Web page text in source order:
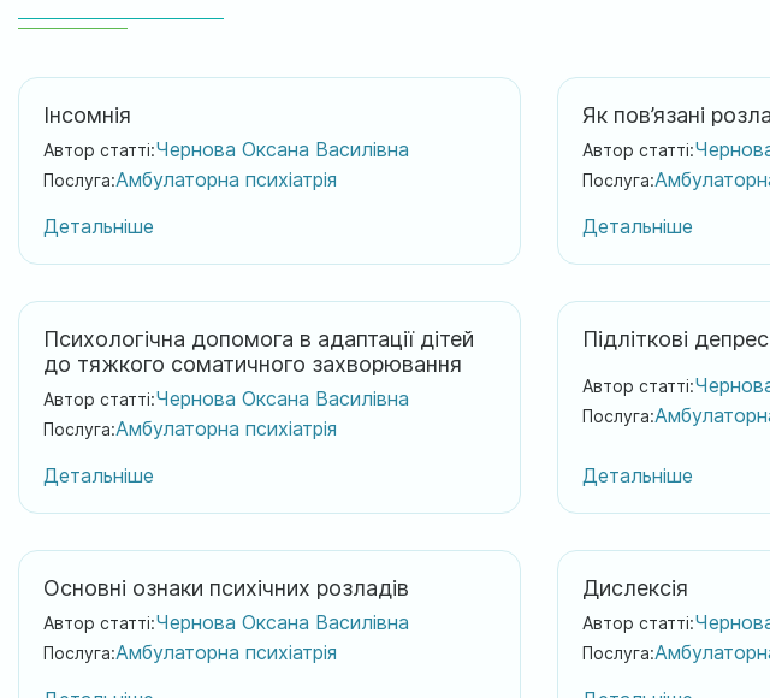
Інсомнія
Автор статті:Чернова Оксана Василівна
Послуга:Амбулаторна психіатрія
Детальніше
Як пов’язані
Автор статті:
Послуга:
Детальніше
Психологічна допомога в адаптації дітей
до тяжкого соматичного захворювання
Автор статті:Чернова Оксана Василівна
Послуга:Амбулаторна психіатрія
Детальніше
Підліткові
Автор статті:
Послуга:
Детальніше
Основні ознаки психічних розладів
Автор статті:Чернова Оксана Василівна
Послуга:Амбулаторна психіатрія
Дислексія
Автор статті:
Послуга: